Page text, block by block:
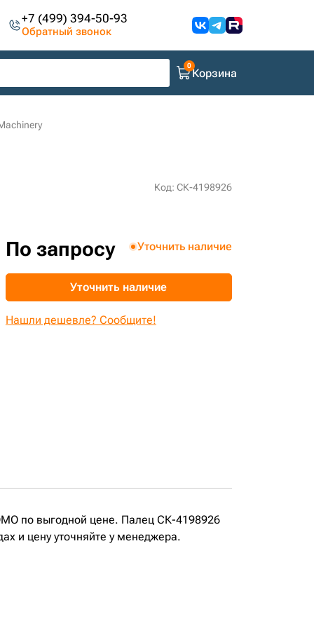
+7 (499) 394-50-93
Обратный звонок
Корзина
Код: СК-4198926
По запросу Уточнить наличие
Уточнить наличие
Нашли дешевле? Сообщите!
по выгодной цене. Палец СК-4198926
и цену уточняйте у менеджера.